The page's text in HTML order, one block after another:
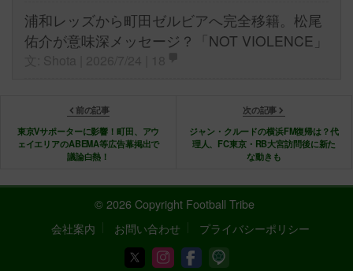
浦和レッズから町田ゼルビアへ完全移籍。松尾
佑介が意味深メッセージ？「NOT VIOLENCE」
前の記事
東京Vサポーターに影響！町田、アウ
ェイエリアのABEMA等広告幕掲出で
議論白熱！
次の記事
ジャン・クルードの横浜FM復帰は？代
理人、FC東京・RB大宮訪問後に新た
な動きも
© 2026 Copyright Football Tribe
会社案内
お問い合わせ プライバシーポリシー